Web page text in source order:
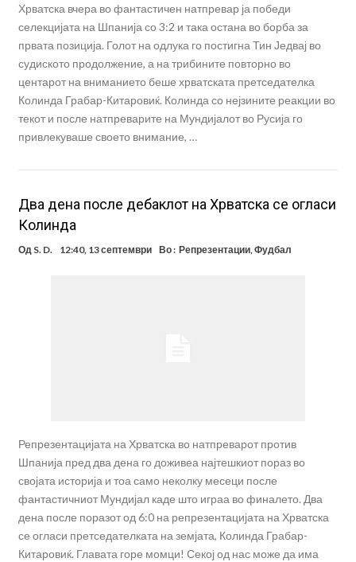
Хрватска вчера во фантастичен натпревар ја победи
селекцијата на Шпанија со 3:2 и така остана во борба за
првата позиција. Голот на одлука го постигна Тин Једвај во
судиското продолжение, а на трибините повторно во
центарот на вниманието беше хрватската претседателка
Колинда Грабар-Китаровиќ. Колинда со нејзините реакции во
текот и после натпреварите на Мундијалот во Русија го
привлекуваше своето внимание, …
Два дена после дебаклот на Хрватска се огласи
Колинда
Од S. D. 12:40, 13 септември Во : Репрезентации, Фудбал
Репрезентацијата на Хрватска во натпреварот против
Шпанија пред два дена го доживеа најтешкиот пораз во
својата историја и тоа само неколку месеци после
фантастичниот Мундијал каде што играа во финалето. Два
дена после поразот од 6:0 на репрезентацијата на Хрватска
се огласи претседателката на земјата, Колинда Грабар-
Китаровиќ. Главата горе момци! Секој од нас може да има